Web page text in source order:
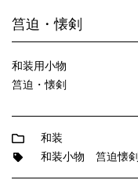
筥迫・懐剣
和装用小物
筥迫・懐剣
和装
和装小物
筥迫懐剣